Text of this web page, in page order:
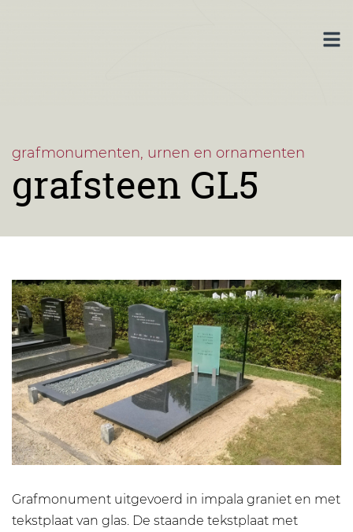
grafmonumenten, urnen en ornamenten
grafsteen GL5
Grafmonument uitgevoerd in impala graniet en met
tekstplaat van glas. De staande tekstplaat met